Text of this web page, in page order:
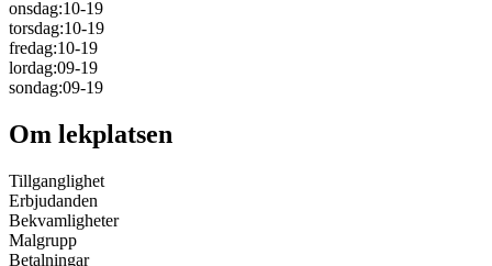
onsdag:10-19
torsdag:10-19
fredag:10-19
lordag:09-19
sondag:09-19
Om lekplatsen
Tillganglighet
Erbjudanden
Bekvamligheter
Malgrupp
Betalningar